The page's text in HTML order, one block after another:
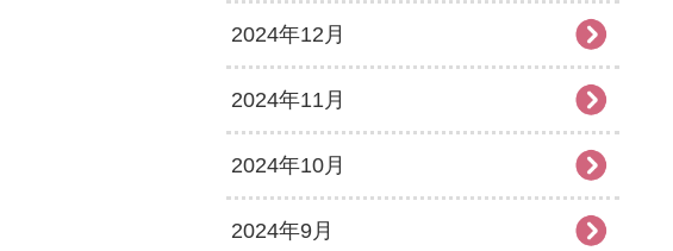
2024年12月
2024年11月
2024年10月
2024年9月